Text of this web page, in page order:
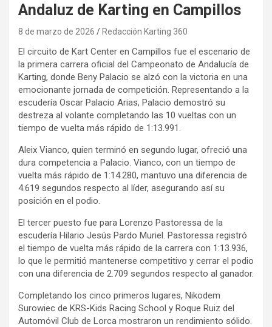
Andaluz de Karting en Campillos
8 de marzo de 2026 Redacción Karting 360
El circuito de Kart Center en Campillos fue el escenario de
la primera carrera oficial del Campeonato de Andalucía de
Karting, donde Beny Palacio se alzó con la victoria en una
emocionante jornada de competición. Representando a la
escudería Oscar Palacio Arias, Palacio demostró su
destreza al volante completando las 10 vueltas con un
tiempo de vuelta más rápido de 1:13.991.
Aleix Vianco, quien terminó en segundo lugar, ofreció una
dura competencia a Palacio. Vianco, con un tiempo de
vuelta más rápido de 1:14.280, mantuvo una diferencia de
4.619 segundos respecto al líder, asegurando así su
posición en el podio.
El tercer puesto fue para Lorenzo Pastoressa de la
escudería Hilario Jesús Pardo Muriel. Pastoressa registró
el tiempo de vuelta más rápido de la carrera con 1:13.936,
lo que le permitió mantenerse competitivo y cerrar el podio
con una diferencia de 2.709 segundos respecto al ganador.
Completando los cinco primeros lugares, Nikodem
Surowiec de KRS-Kids Racing School y Roque Ruiz del
Automóvil Club de Lorca mostraron un rendimiento sólido.